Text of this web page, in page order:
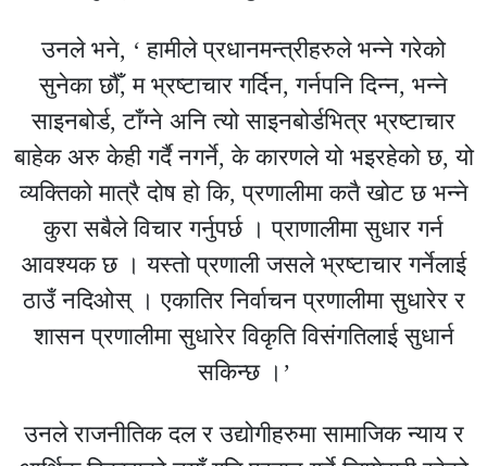
उनले भने, ‘ हामीले प्रधानमन्त्रीहरुले भन्ने गरेको
सुनेका छौँ, म भ्रष्टाचार गर्दिन, गर्नपनि दिन्न, भन्ने
साइनबोर्ड, टाँग्ने अनि त्यो साइनबोर्डभित्र भ्रष्टाचार
बाहेक अरु केही गर्दै नगर्ने, के कारणले यो भइरहेको छ, यो
व्यक्तिको मात्रै दोष हो कि, प्रणालीमा कतै खोट छ भन्ने
कुरा सबैले विचार गर्नुपर्छ । प्राणालीमा सुधार गर्न
आवश्यक छ । यस्तो प्रणाली जसले भ्रष्टाचार गर्नेलाई
ठाउँ नदिओस् । एकातिर निर्वाचन प्रणालीमा सुधारेर र
शासन प्रणालीमा सुधारेर विकृति विसंगतिलाई सुधार्न
सकिन्छ ।’
उनले राजनीतिक दल र उद्योगीहरुमा सामाजिक न्याय र